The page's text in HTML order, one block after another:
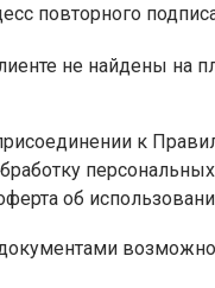
повторного
не найдены на
к
об